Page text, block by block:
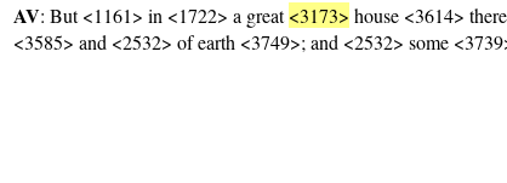
AV: But <1161> in <1722> a great<3173> house <3614>
<3585> and <2532> of earth <3749>; and <2532> some